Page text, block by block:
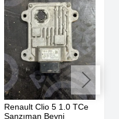
Renault Clio 5 1.0 TCe
Şanzıman Beyni